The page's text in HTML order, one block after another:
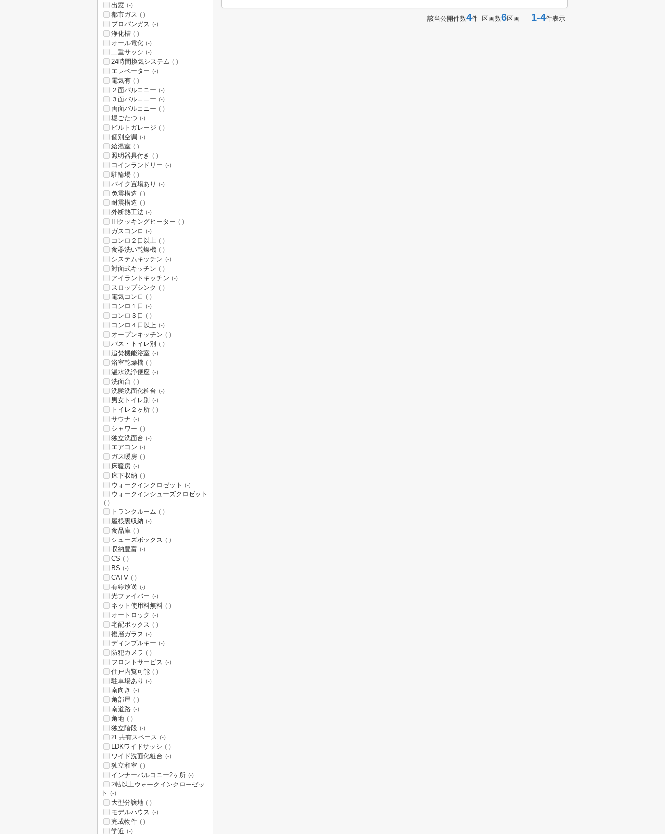
該当公開件数4件 区画数6区画 1-4件表示
出窓 (-)
都市ガス (-)
プロパンガス (-)
浄化槽 (-)
オール電化 (-)
二重サッシ (-)
24時間換気システム (-)
エレベーター (-)
電気有 (-)
２面バルコニー (-)
３面バルコニー (-)
両面バルコニー (-)
堀ごたつ (-)
ビルトガレージ (-)
個別空調 (-)
給湯室 (-)
照明器具付き (-)
コインランドリー (-)
駐輪場 (-)
バイク置場あり (-)
免震構造 (-)
耐震構造 (-)
外断熱工法 (-)
IHクッキングヒーター (-)
ガスコンロ (-)
コンロ２口以上 (-)
食器洗い乾燥機 (-)
システムキッチン (-)
対面式キッチン (-)
アイランドキッチン (-)
スロップシンク (-)
電気コンロ (-)
コンロ１口 (-)
コンロ３口 (-)
コンロ４口以上 (-)
オープンキッチン (-)
バス・トイレ別 (-)
追焚機能浴室 (-)
浴室乾燥機 (-)
温水洗浄便座 (-)
洗面台 (-)
洗髪洗面化粧台 (-)
男女トイレ別 (-)
トイレ２ヶ所 (-)
サウナ (-)
シャワー (-)
独立洗面台 (-)
エアコン (-)
ガス暖房 (-)
床暖房 (-)
床下収納 (-)
ウォークインクロゼット (-)
ウォークインシューズクロゼット
(-)
トランクルーム (-)
屋根裏収納 (-)
食品庫 (-)
シューズボックス (-)
収納豊富 (-)
CS (-)
BS (-)
CATV (-)
有線放送 (-)
光ファイバー (-)
ネット使用料無料 (-)
オートロック (-)
宅配ボックス (-)
複層ガラス (-)
ディンプルキー (-)
防犯カメラ (-)
フロントサービス (-)
住戸内覧可能 (-)
駐車場あり (-)
南向き (-)
角部屋 (-)
南道路 (-)
角地 (-)
独立階段 (-)
2F共有スペース (-)
LDKワイドサッシ (-)
ワイド洗面化粧台 (-)
独立和室 (-)
インナーバルコニー2ヶ所 (-)
2帖以上ウォークインクローゼッ
ト
(-)
大型分譲地 (-)
モデルハウス (-)
完成物件 (-)
学近 (-)